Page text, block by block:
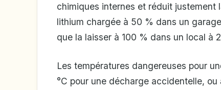
chimiques internes et réduit
lithium chargée à 50 % dans un
que la laisser à 100 % dans un local à
Les températures dangereuses pour
°C pour une décharge accidentelle,